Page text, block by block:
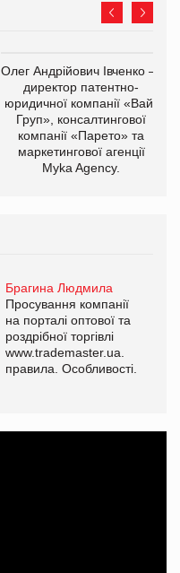
Олег Андрійович Івченко —
директор патентно-
юридичної компанії «Вайз
Груп», консалтингової
компанії «Парето» та
маркетингової агенції
Myka Agency.
Брагина Людмила
Просування компанії
на порталі оптової та
роздрібної торгівлі
www.trademaster.ua.
правила. Особливості.